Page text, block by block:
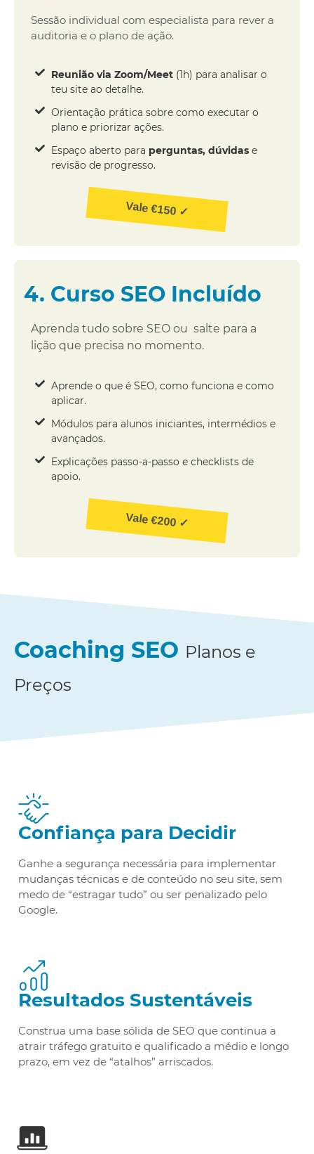
Sessão individual com especialista para rever a
auditoria e o plano de ação.
Reunião via Zoom/Meet(1h) para analisar o
teu site ao detalhe.
Orientação prática sobre como executar o
plano e priorizar ações.
Espaço aberto para perguntas, dúvidase
revisão de progresso.
Vale €150 ✓
4. Curso SEO Incluído
Aprenda tudo sobre SEO ou salte para a
lição que precisa no momento.
Aprende o que é SEO, como funciona e como
aplicar.
Módulos para alunos iniciantes, intermédios e
avançados.
Explicações passo-a-passo e checklists de
apoio.
Vale €200 ✓
Coaching SEO Planos e
Preços
Confiança para Decidir
Ganhe a segurança necessária para implementar
mudanças técnicas e de conteúdo no seu site, sem
medo de “estragar tudo” ou ser penalizado pelo
Google.
Resultados Sustentáveis
Construa uma base sólida de SEO que continua a
atrair tráfego gratuito e qualificado a médio e longo
prazo, em vez de “atalhos” arriscados.